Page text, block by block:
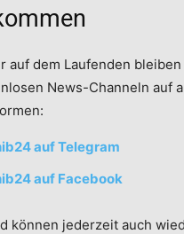
auf dem Laufenden
News-Channeln auf
auf Telegram
auf Facebook
können jederzeit auch